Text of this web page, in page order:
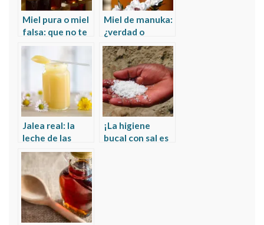
Miel pura o miel
falsa: que no te
den azúcar por
miel
Miel de manuka:
¿verdad o
mentira?
Jalea real: la
leche de las
abejas que es un
antibiótico
natural
¡La higiene
bucal con sal es